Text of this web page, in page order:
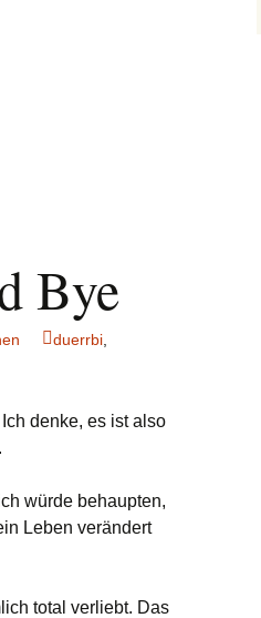
Bye
duerrbi
denke, es ist also
würde behaupten,
Leben verändert
total verliebt. Das